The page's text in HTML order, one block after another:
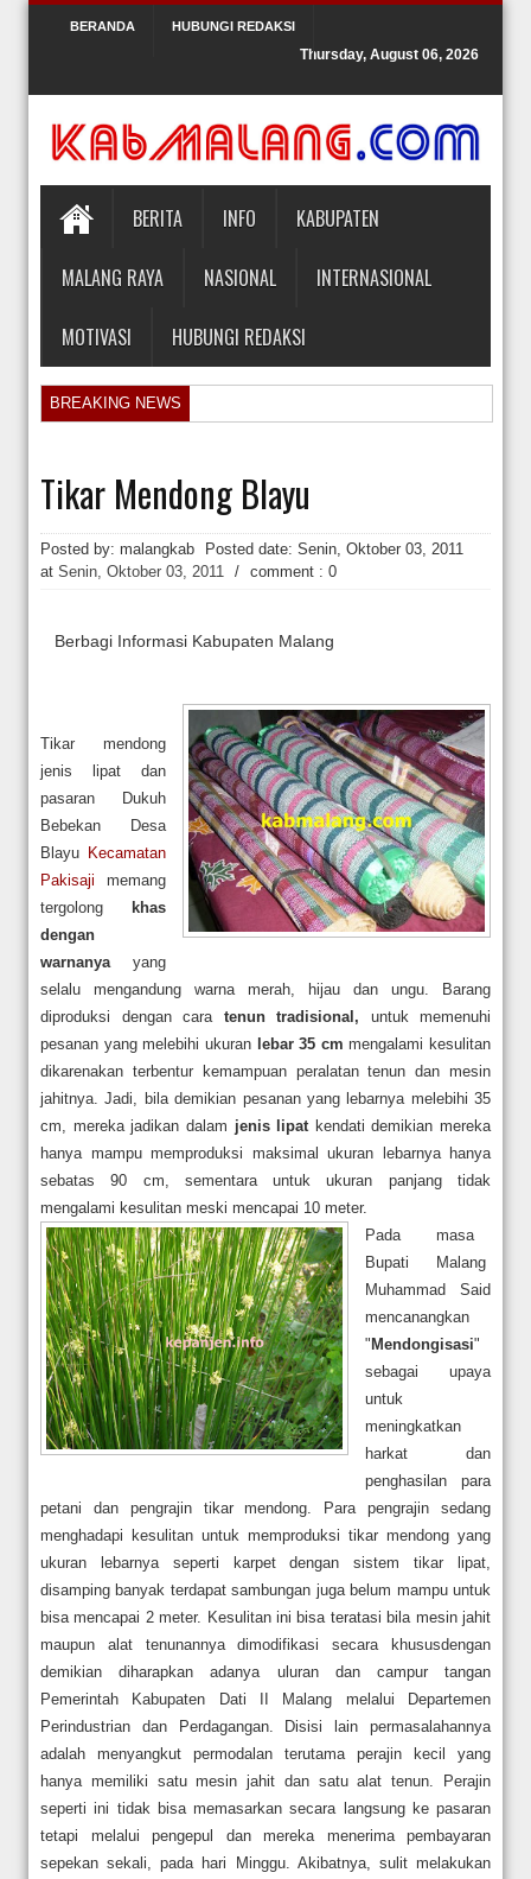
BERANDA HUBUNGI REDAKSI
Thursday, August 06, 2026
BERITA INFO KABUPATEN
MALANG RAYA NASIONAL INTERNASIONAL
MOTIVASI HUBUNGI REDAKSI
BREAKING NEWS
KPK Periksa Mantan Stafsus Menag Gus Yaqut terkait Kasus Kuota
Hakim Kabulkan Sebagian Gugatan Praperadilan Roy Suryo
Tikar Mendong Blayu
Posted by: malangkab Posted date: Senin, Oktober 03, 2011
at Senin, Oktober 03, 2011 / comment : 0
Berbagi Informasi Kabupaten Malang
Tikar mendong
jenis lipat dan
pasaran Dukuh
Bebekan Desa
Blayu Kecamatan
Pakisaji memang
tergolong khas
dengan
warnanya yang
selalu mengandung warna merah, hijau dan ungu. Barang
diproduksi dengan cara tenun tradisional, untuk memenuhi
pesanan yang melebihi ukuran lebar 35 cm mengalami kesulitan
dikarenakan terbentur kemampuan peralatan tenun dan mesin
jahitnya. Jadi, bila demikian pesanan yang lebarnya melebihi 35
cm, mereka jadikan dalam jenis lipat kendati demikian mereka
hanya mampu memproduksi maksimal ukuran lebarnya hanya
sebatas 90 cm, sementara untuk ukuran panjang tidak
mengalami kesulitan meski mencapai 10 meter.
Pada masa
Bupati Malang
Muhammad Said
mencanangkan
"Mendongisasi"
sebagai upaya
untuk
meningkatkan
harkat dan
penghasilan para
petani dan pengrajin tikar mendong. Para pengrajin sedang
menghadapi kesulitan untuk memproduksi tikar mendong yang
ukuran lebarnya seperti karpet dengan sistem tikar lipat,
disamping banyak terdapat sambungan juga belum mampu untuk
bisa mencapai 2 meter. Kesulitan ini bisa teratasi bila mesin jahit
maupun alat tenunannya dimodifikasi secara khususdengan
demikian diharapkan adanya uluran dan campur tangan
Pemerintah Kabupaten Dati II Malang melalui Departemen
Perindustrian dan Perdagangan. Disisi lain permasalahannya
adalah menyangkut permodalan terutama perajin kecil yang
hanya memiliki satu mesin jahit dan satu alat tenun. Perajin
seperti ini tidak bisa memasarkan secara langsung ke pasaran
tetapi melalui pengepul dan mereka menerima pembayaran
sepekan sekali, pada hari Minggu. Akibatnya, sulit melakukan